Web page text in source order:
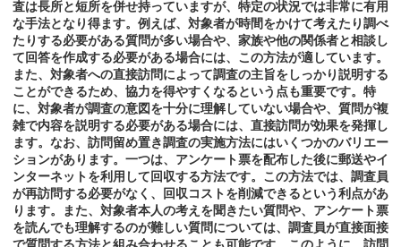
査は長所と短所を併せ持っていますが、特定の状況では非常に有用
な手法となり得ます。例えば、対象者が時間をかけて考えたり調べ
たりする必要がある質問が多い場合や、家族や他の関係者と相談し
て回答を作成する必要がある場合には、この方法が適しています。
また、対象者への直接訪問によって調査の主旨をしっかり説明する
ことができるため、協力を得やすくなるという点も重要です。特
に、対象者が調査の意図を十分に理解していない場合や、質問が複
雑で内容を説明する必要がある場合には、直接訪問が効果を発揮し
ます。なお、訪問留め置き調査の実施方法にはいくつかのバリエー
ションがあります。一つは、アンケート票を配布した後に郵送やイ
ンターネットを利用して回収する方法です。この方法では、調査員
が再訪問する必要がなく、回収コストを削減できるという利点があ
ります。また、対象者本人の考えを聞きたい質問や、アンケート票
を読んでも理解するのが難しい質問については、調査員が直接面接